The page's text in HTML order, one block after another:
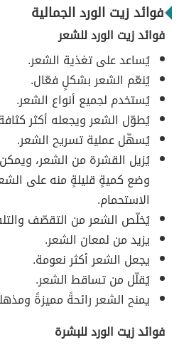
فوائد زيت الورد الجمالية
فوائد زيت الورد للشعر
يُساعد على تغذية الشعر.
يُنعّم الشعر بشكلٍ فعّال.
يُستخدم لجميع أنواع الشعر.
يُطوّل الشعر ويجعله أكثر
يُسهّل عملية تسريح الشعر.
يُزيل القشرة من الشعر،
وضع كميةٍ قليلةٍ منه على
الاستحمام.
يُخلّص الشعر من التقصّف
يزيد من لمعان الشعر.
يجعل الشعر أكثر نعومة.
يُقلّل من تساقط الشعر.
يمنح الشعر رائحةً مميزةً
فوائد زيت الورد للبشرة